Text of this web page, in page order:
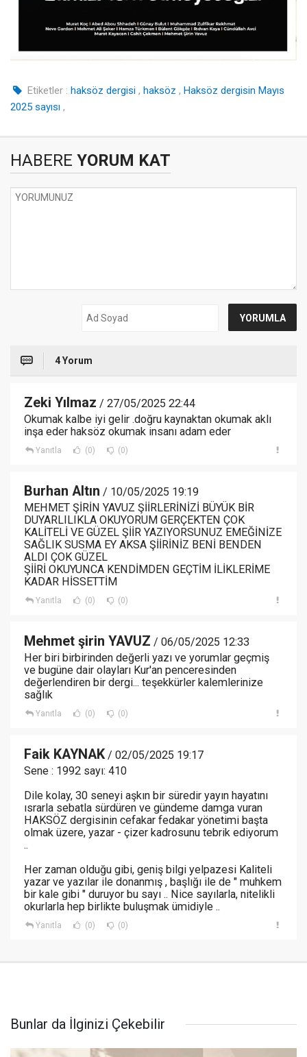
Etiketler : haksöz dergisi , haksöz , Haksöz dergisin Mayıs
2025 sayısı ,
HABERE YORUM KAT
4 Yorum
Zeki Yılmaz / 27/05/2025 22:44
Okumak kalbe iyi gelir .doğru kaynaktan okumak aklı
inşa eder haksöz okumak insanı adam eder
Yanıtla (0) (0)
Burhan Altın / 10/05/2025 19:19
MEHMET ŞİRİN YAVUZ ŞİİRLERİNİZİ BÜYÜK BİR
DUYARLILIKLA OKUYORUM GERÇEKTEN ÇOK
KALİTELİ VE GÜZEL ŞİİR YAZIYORSUNUZ EMEĞİNİZE
SAĞLIK SUSMA EY AKSA ŞİİRİNİZ BENİ BENDEN
ALDI ÇOK GÜZEL
ŞİİRİ OKUYUNCA KENDİMDEN GEÇTİM İLİKLERİME
KADAR HİSSETTİM
Yanıtla (0) (0)
Mehmet şirin YAVUZ / 06/05/2025 12:33
Her biri birbirinden değerli yazı ve yorumlar geçmiş
ve bugüne dair olayları Kur'an penceresinden
değerlendiren bir dergi... teşekkürler kalemlerinize
sağlık
Yanıtla (0) (0)
Faik KAYNAK/ 02/05/2025 19:17
Sene : 1992 sayı: 410
Dile kolay, 30 seneyi aşkın bir süredir yayın hayatını
ısrarla sebatla sürdüren ve gündeme damga vuran
HAKSÖZ dergisinin cefakar fedakar yönetimi başta
olmak üzere, yazar - çizer kadrosunu tebrik ediyorum
..
Her zaman olduğu gibi, geniş bilgi yelpazesi Kaliteli
yazar ve yazılar ile donanmış , başlığı ile de " muhkem
bir kale gibi " duruyor bu sayı .. Nice sayılarla, nitelikli
okurlarla hep birlikte buluşmak ümidiyle ..
Yanıtla (0) (0)
Bunlar da İlginizi Çekebilir